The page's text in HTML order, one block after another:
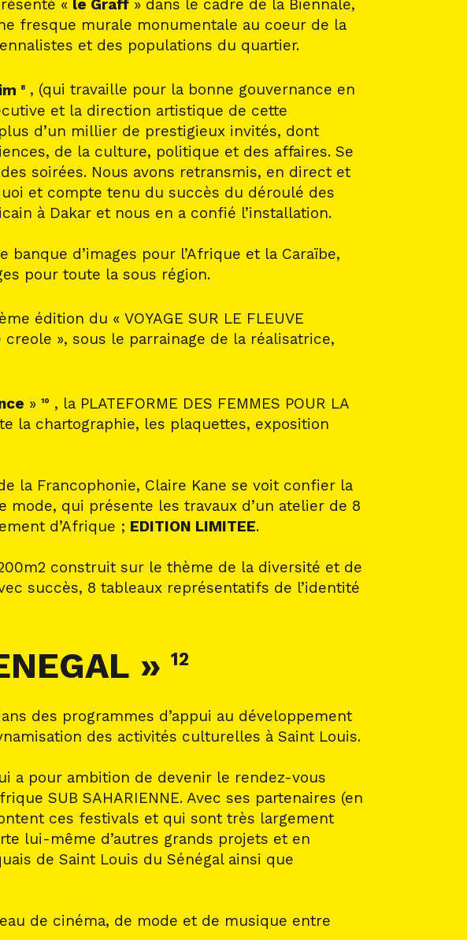
« le Graff » dans le cadre de la Biennale,
fresque murale monumentale au coeur de la
et des populations du quartier.
8
, (qui travaille pour la bonne gouvernance en
et la direction artistique de cette
d’un millier de prestigieux invités, dont
de la culture, politique et des affaires. Se
soirées. Nous avons retransmis, en direct et
et compte tenu du succès du déroulé des
à Dakar et nous en a confié l’installation.
banque d’images pour l’Afrique et la Caraïbe,
pour toute la sous région.
édition du « VOYAGE SUR LE FLEUVE
», sous le parrainage de la réalisatrice,
» 10
, la PLATEFORME DES FEMMES POUR LA
la chartographie, les plaquettes, exposition
la Francophonie, Claire Kane se voit confier la
qui présente les travaux d’un atelier de 8
d’Afrique ; EDITION LIMITEE.
construit sur le thème de la diversité et de
succès, 8 tableaux représentatifs de l’identité
» 12
des programmes d’appui au développement
des activités culturelles à Saint Louis.
a pour ambition de devenir le rendez-vous
SUB SAHARIENNE. Avec ses partenaires (en
ces festivals et qui sont très largement
lui-même d’autres grands projets et en
de Saint Louis du Sénégal ainsi que
de cinéma, de mode et de musique entre